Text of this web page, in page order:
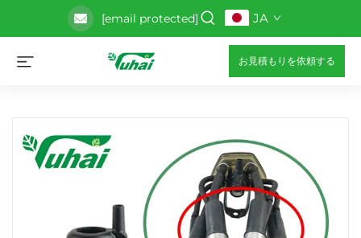
[email protected] JA
お見積もりを依頼する